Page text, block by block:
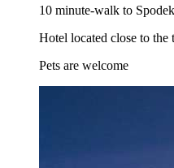
10 minute-walk to Spodek
Hotel located close to the
Pets are welcome